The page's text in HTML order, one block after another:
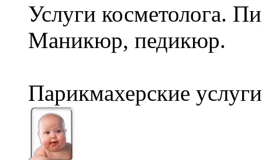
Услуги косметолога.
Маникюр, педикюр.
Парикмахерские